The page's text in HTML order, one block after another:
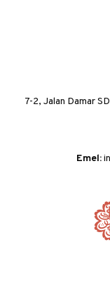
7-2, Jalan Damar
Emel: